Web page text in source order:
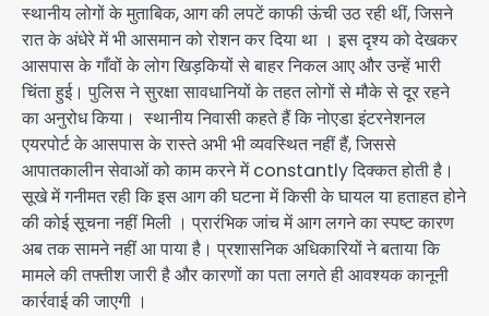
स्थानीय लोगों के मुताबिक, आग की लपटें काफी ऊंची उठ रही थीं, जिसने
रात के अंधेरे में भी आसमान को रोशन कर दिया था । इस दृश्य को देखकर
आसपास के गाँवों के लोग खिड़कियों से बाहर निकल आए और उन्हें भारी
चिंता हुई। पुलिस ने सुरक्षा सावधानियों के तहत लोगों से मौके से दूर रहने
का अनुरोध किया। स्थानीय निवासी कहते हैं कि नोएडा इंटरनेशनल
एयरपोर्ट के आसपास के रास्ते अभी भी व्यवस्थित नहीं हैं, जिससे
आपातकालीन सेवाओं को काम करने में constantly दिक्कत होती है।
सूखे में गनीमत रही कि इस आग की घटना में किसी के घायल या हताहत होने
की कोई सूचना नहीं मिली । प्रारंभिक जांच में आग लगने का स्पष्ट कारण
अब तक सामने नहीं आ पाया है। प्रशासनिक अधिकारियों ने बताया कि
मामले की तफ्तीश जारी है और कारणों का पता लगते ही आवश्यक कानूनी
कार्रवाई की जाएगी ।